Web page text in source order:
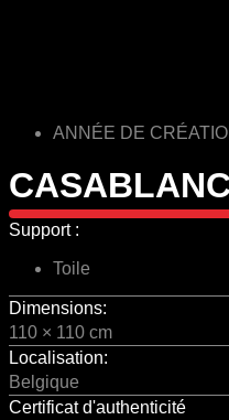
ANNÉE DE
Support :
Toile
Dimensions:
110 × 110 cm
Localisation:
Belgique
Certificat d'authenticité